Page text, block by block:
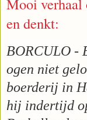
en denkt:
BORCULO -
ogen niet
boerderij in
hij indertijd